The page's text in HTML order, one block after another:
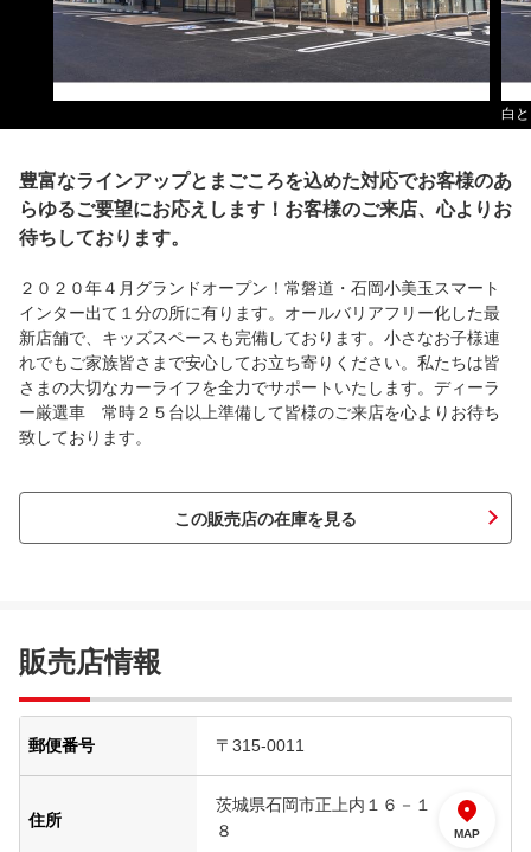
白
豊富なラインアップとまごころを込めた対応でお客様のあ
らゆるご要望にお応えします！お客様のご来店、心よりお
待ちしております。
２０２０年４月グランドオープン！常磐道・石岡小美玉スマート
インター出て１分の所に有ります。オールバリアフリー化した最
新店舗で、キッズスペースも完備しております。小さなお子様連
れでもご家族皆さまで安心してお立ち寄りください。私たちは皆
さまの大切なカーライフを全力でサポートいたします。ディーラ
ー厳選車 常時２５台以上準備して皆様のご来店を心よりお待ち
致しております。
この販売店の在庫を見る
販売店情報
郵便番号 〒315-0011
住所
茨城県石岡市正上内１６－１
８
MAP